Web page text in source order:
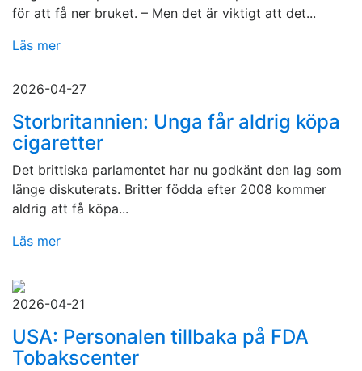
för att få ner bruket. – Men det är viktigt att det...
Läs mer
2026-04-27
Storbritannien: Unga får aldrig köpa
cigaretter
Det brittiska parlamentet har nu godkänt den lag som
länge diskuterats. Britter födda efter 2008 kommer
aldrig att få köpa...
Läs mer
2026-04-21
USA: Personalen tillbaka på FDA
Tobakscenter